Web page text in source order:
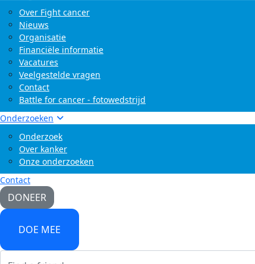
Over Fight cancer
Nieuws
Organisatie
Financiële informatie
Vacatures
Veelgestelde vragen
Contact
Battle for cancer - fotowedstrijd
Onderzoeken
Onderzoek
Over kanker
Onze onderzoeken
Contact
DONEER
DOE MEE